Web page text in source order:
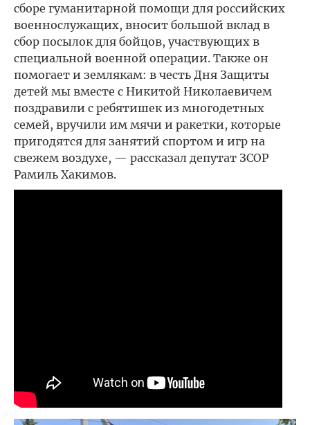
сборе гуманитарной помощи для российских
военнослужащих, вносит большой вклад в
сбор посылок для бойцов, участвующих в
специальной военной операции. Также он
помогает и землякам: в честь Дня Защиты
детей мы вместе с Никитой Николаевичем
поздравили с ребятишек из многодетных
семей, вручили им мячи и ракетки, которые
пригодятся для занятий спортом и игр на
свежем воздухе, — рассказал депутат ЗСОР
Рамиль Хакимов.